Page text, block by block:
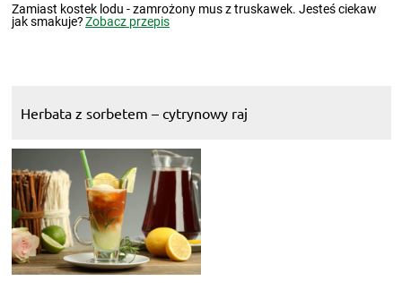
Zamiast kostek lodu - zamrożony mus z truskawek. Jesteś ciekaw
jak smakuje?Zobacz przepis
Herbata z sorbetem – cytrynowy raj